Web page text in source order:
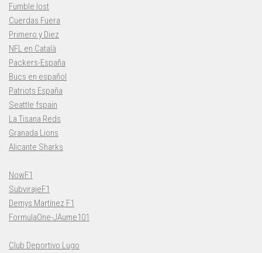
Fumble lost
Cuerdas Fuera
Primero y Diez
NFL en Català
Packers-España
Bucs en español
Patriots España
Seattle fspain
La Tisana Reds
Granada Lions
Alicante Sharks
NowF1
SubvirajeF1
Demys Martínez F1
FormulaOne-JAume101
Club Deportivo Lugo